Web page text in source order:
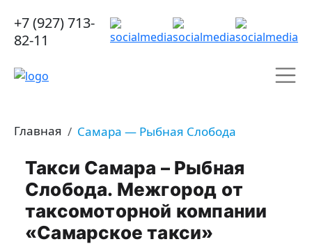
+7 (927) 713-
82-11
Главная Самара — Рыбная Слобода
Такси Самара – Рыбная
Слобода. Межгород от
таксомоторной компании
«Самарское такси»